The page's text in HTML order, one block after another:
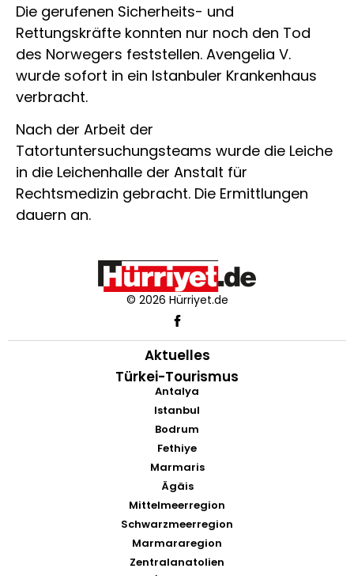
Die gerufenen Sicherheits- und
Rettungskräfte konnten nur noch den Tod
des Norwegers feststellen. Avengelia V.
wurde sofort in ein Istanbuler Krankenhaus
verbracht.
Nach der Arbeit der
Tatortuntersuchungsteams wurde die Leiche
in die Leichenhalle der Anstalt für
Rechtsmedizin gebracht. Die Ermittlungen
dauern an.
© 2026 Hürriyet.de
Aktuelles
Türkei-Tourismus
Antalya
Istanbul
Bodrum
Fethiye
Marmaris
Ägäis
Mittelmeerregion
Schwarzmeerregion
Marmararegion
Zentralanatolien